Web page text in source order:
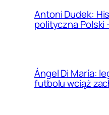
Antoni Dudek:
polityczna Polski
Ángel Di María:
futbolu wciąż